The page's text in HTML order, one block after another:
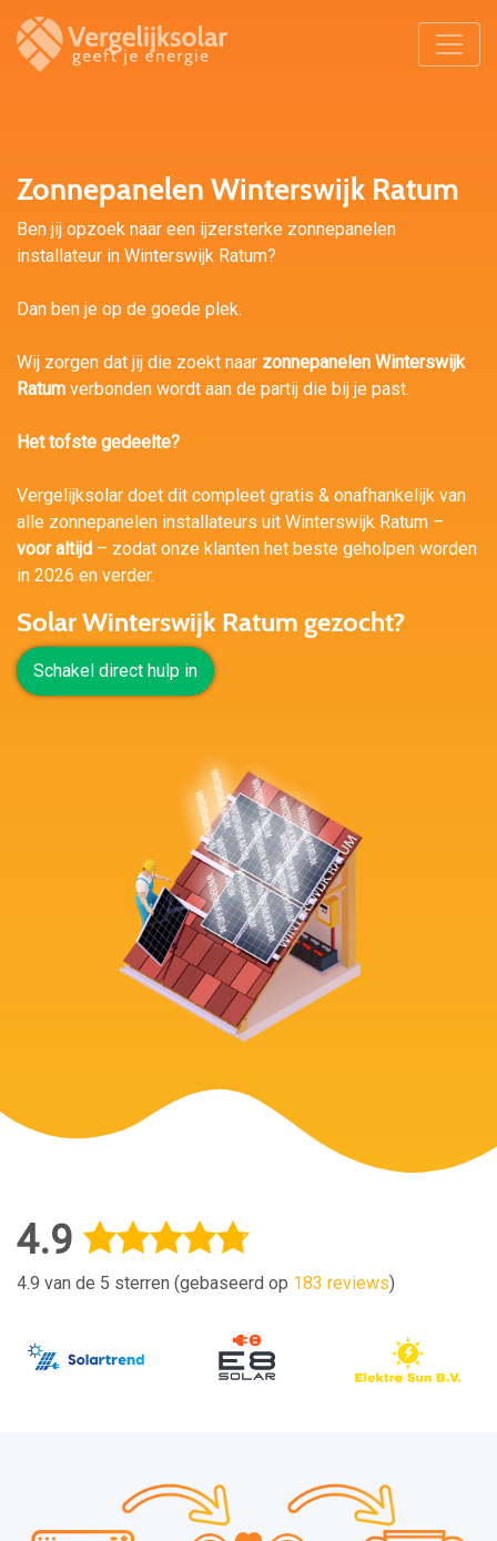
Zonnepanelen Winterswijk Ratum
Ben jij opzoek naar een ijzersterke zonnepanelen
installateur in Winterswijk Ratum?
Dan ben je op de goede plek.
Wij zorgen dat jij die zoekt naar zonnepanelen Winterswijk
Ratum verbonden wordt aan de partij die bij je past.
Het tofste gedeelte?
Vergelijksolar doet dit compleet gratis & onafhankelijk van
alle zonnepanelen installateurs uit Winterswijk Ratum –
voor altijd – zodat onze klanten het beste geholpen worden
in 2026 en verder.
Solar Winterswijk Ratum gezocht?
Schakel direct hulp in
4.9
4.9 van de 5 sterren (gebaseerd op 183 reviews)